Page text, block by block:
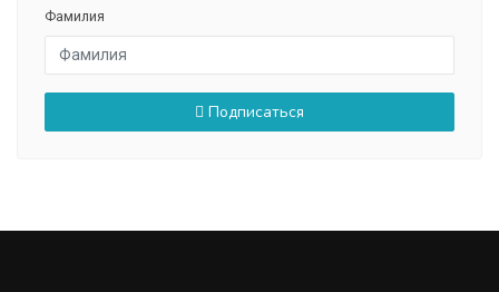
Фамилия
Подписаться